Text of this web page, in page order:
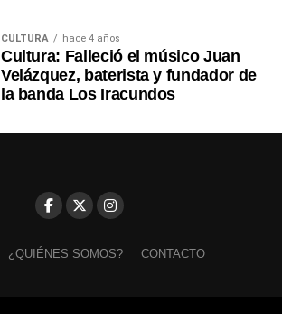
CULTURA hace 4 años
Cultura: Falleció el músico Juan
Velázquez, baterista y fundador de
la banda Los Iracundos
¿QUIÉNES SOMOS? CONTACTO